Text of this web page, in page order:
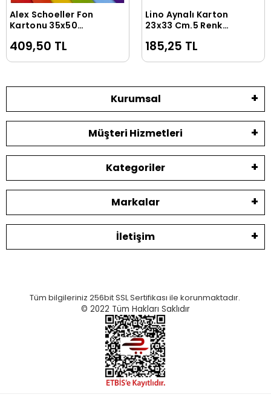
Sepete Ekle
Alex Schoeller Fon
Kartonu 35x50
Yp.Spiralli Blok (ALX-
840)
409,50 TL
Sepete Ekle
Lino Aynalı Karton
23x33 Cm.5 Renk
185,25 TL
Kurumsal
Müşteri Hizmetleri
Kategoriler
Markalar
İletişim
Tüm bilgileriniz 256bit SSL Sertifikası ile korunmaktadır.
© 2022 Tüm Hakları Saklıdır